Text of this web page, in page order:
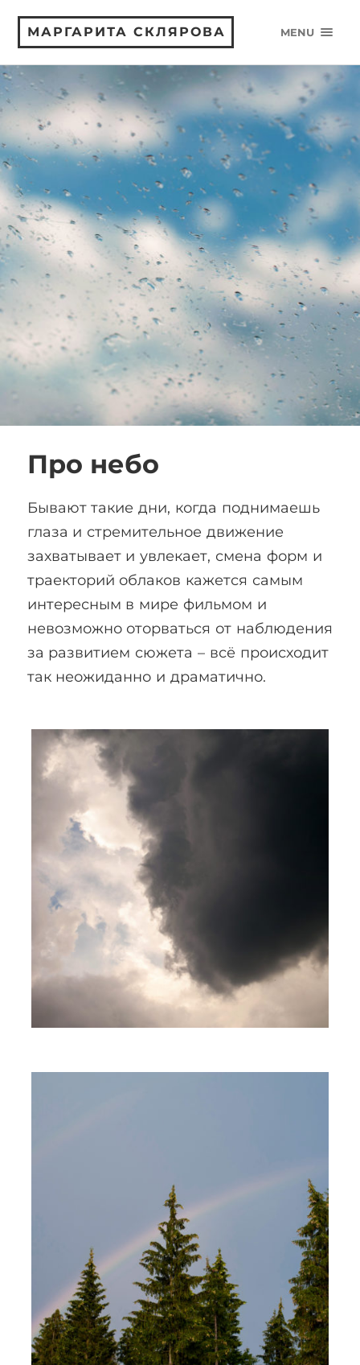
МАРГАРИТА СКЛЯРОВА MENU
Про небо
Бывают такие дни, когда поднимаешь
глаза и стремительное движение
захватывает и увлекает, смена форм и
траекторий облаков кажется самым
интересным в мире фильмом и
невозможно оторваться от наблюдения
за развитием сюжета – всё происходит
так неожиданно и драматично.